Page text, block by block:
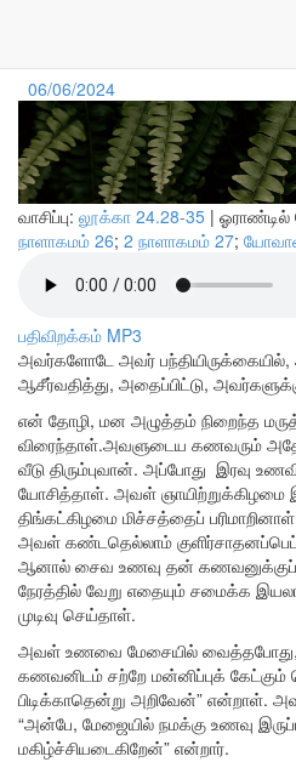
தேவனுக்கு
06/06/2024
வாசிப்பு: லூக்கா 24.28-35 |
நாளாகமம் 26; 2 நாளாகமம் 27;
பதிவிறக்கம் MP3
அவர்களோடே அவர்
ஆசீர்வதித்து, அதைப்பிட்டு,
என் தோழி, மன அழுத்தம் நிறைந்த
விரைந்தாள்.அவளுடைய கணவரும்
வீடு திரும்புவான். அப்போது இரவு
யோசித்தாள். அவள் ஞாயிற்றுக்கிழமை
திங்கட்கிழமை மிச்சத்தைப்
அவள் கண்டதெல்லாம்
ஆனால் சைவ உணவு தன் கணவனுக்குப்
நேரத்தில் வேறு எதையும் சமைக்க
முடிவு செய்தாள்.
அவள் உணவை மேசையில் வைத்தபோது,
கணவனிடம் சற்றே மன்னிப்புக் கேட்கும்
பிடிக்காதென்று அறிவேன்” என்றாள்.
“அன்பே, மேஜையில் நமக்கு உணவு
மகிழ்ச்சியடைகிறேன்” என்றார்.